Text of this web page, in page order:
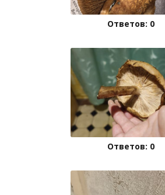
Ответов: 0
Ответов: 0